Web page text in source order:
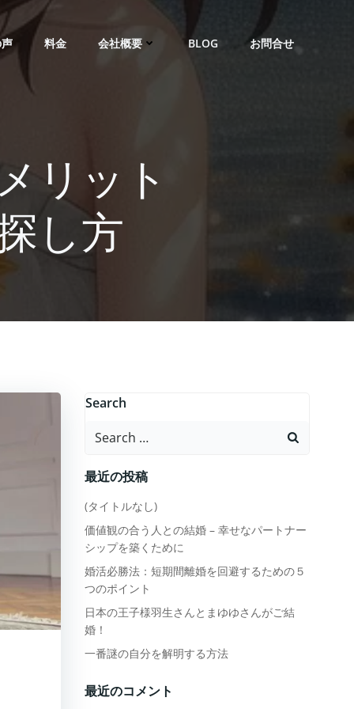
料金 会社概要 BLOG お問合せ
リット
し方
Search
Search
最近の投稿
(タイトルなし)
価値観の合う人との結婚 – 幸せなパートナー
シップを築くために
婚活必勝法：短期間離婚を回避するための５
つのポイント
日本の王子様羽生さんとまゆゆさんがご結
婚！
一番謎の自分を解明する方法
最近のコメント